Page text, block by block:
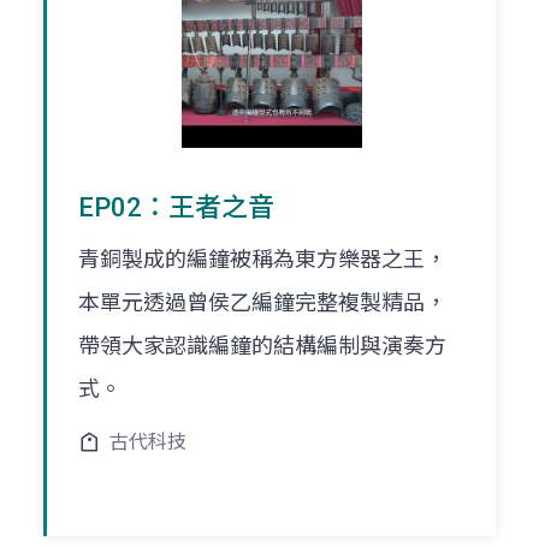
EP02：王者之音
青銅製成的編鐘被稱為東方樂器之王，
本單元透過曾侯乙編鐘完整複製精品，
帶領大家認識編鐘的結構編制與演奏方
式。
古代科技